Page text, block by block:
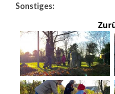
Sonstiges: